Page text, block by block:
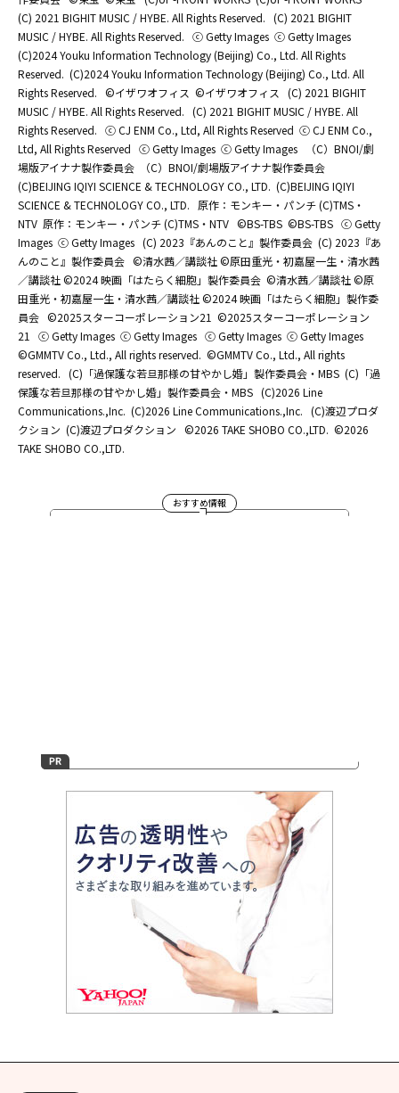
(C) 2021 BIGHIT MUSIC / HYBE. All Rights Reserved. (C) 2021 BIGHIT
MUSIC / HYBE. All Rights Reserved. ⓒ Getty Images ⓒ Getty Images
(C)2024 Youku Information Technology (Beijing) Co., Ltd. All Rights
Reserved. (C)2024 Youku Information Technology (Beijing) Co., Ltd. All
Rights Reserved. ©イザワオフィス ©イザワオフィス
(C) 2021 BIGHIT
MUSIC / HYBE. All Rights Reserved. (C) 2021 BIGHIT MUSIC / HYBE. All
Rights Reserved. ⓒ CJ ENM Co., Ltd, All Rights Reserved ⓒ CJ ENM Co.,
Ltd, All Rights Reserved ⓒ Getty Images ⓒ Getty Images
（C）BNOI/劇
場版アイナナ製作委員会
（C）BNOI/劇場版アイナナ製作委員会
(C)BEIJING IQIYI SCIENCE & TECHNOLOGY CO., LTD. (C)BEIJING IQIYI
SCIENCE & TECHNOLOGY CO., LTD.
原作：モンキー・パンチ (C)TMS・
NTV 原作：モンキー・パンチ (C)TMS・NTV ©BS-TBS ©BS-TBS ⓒ Getty
Images ⓒ Getty Images (C) 2023『あんのこと』製作委員会 (C) 2023『あ
んのこと』製作委員会 ©清水茜／講談社 ©原田重光・初嘉屋一生・清水茜
／講談社 ©2024 映画「はたらく細胞」製作委員会 ©清水茜／講談社 ©原
田重光・初嘉屋一生・清水茜／講談社 ©2024 映画「はたらく細胞」製作委
員会 ©2025スターコーポレーション21 ©2025スターコーポレーション
21
ⓒ Getty Images ⓒ Getty Images ⓒ Getty Images ⓒ Getty Images
©GMMTV Co., Ltd., All rights reserved. ©GMMTV Co., Ltd., All rights
reserved. (C)「過保護な若旦那様の甘やかし婚」製作委員会・MBS (C)「過
保護な若旦那様の甘やかし婚」製作委員会・MBS (C)2026 Line
Communications.,Inc. (C)2026 Line Communications.,Inc. (C)渡辺プロダ
クション (C)渡辺プロダクション ©2026 TAKE SHOBO CO.,LTD. ©2026
TAKE SHOBO CO.,LTD.
おすすめ情報